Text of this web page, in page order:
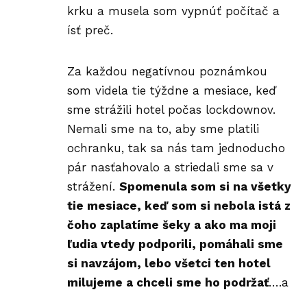
krku a musela som vypnúť počítač a
ísť preč.
Za každou negatívnou poznámkou
som videla tie týždne a mesiace, keď
sme strážili hotel počas lockdownov.
Nemali sme na to, aby sme platili
ochranku, tak sa nás tam jednoducho
pár nasťahovalo a striedali sme sa v
strážení. Spomenula som si na všetky
tie mesiace, keď som si nebola istá z
čoho zaplatíme šeky a ako ma moji
ľudia vtedy podporili, pomáhali sme
si navzájom, lebo všetci ten hotel
milujeme a chceli sme ho podržať….a